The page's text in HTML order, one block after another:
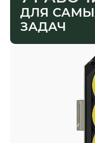
ДЛЯ
ЗАДАЧ